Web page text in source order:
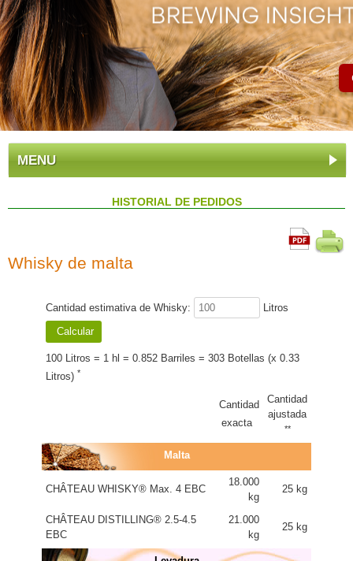
MENU
HISTORIAL DE PEDIDOS
Whisky de malta
Cantidad estimativa de Whisky: Litros
100 Litros = 1 hl = 0.852 Barriles = 303 Botellas (x 0.33
Litros) *
Cantidad
exacta
Cantidad
ajustada
**
Malta
CHÂTEAU WHISKY® Max. 4 EBC
18.000
kg
25 kg
CHÂTEAU DISTILLING® 2.5-4.5
EBC
21.000
kg
25 kg